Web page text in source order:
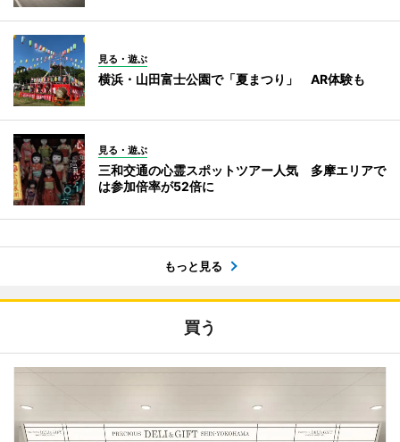
見る・遊ぶ
横浜・山田富士公園で「夏まつり」 AR体験も
見る・遊ぶ
三和交通の心霊スポットツアー人気 多摩エリアで
は参加倍率が52倍に
もっと見る
買う